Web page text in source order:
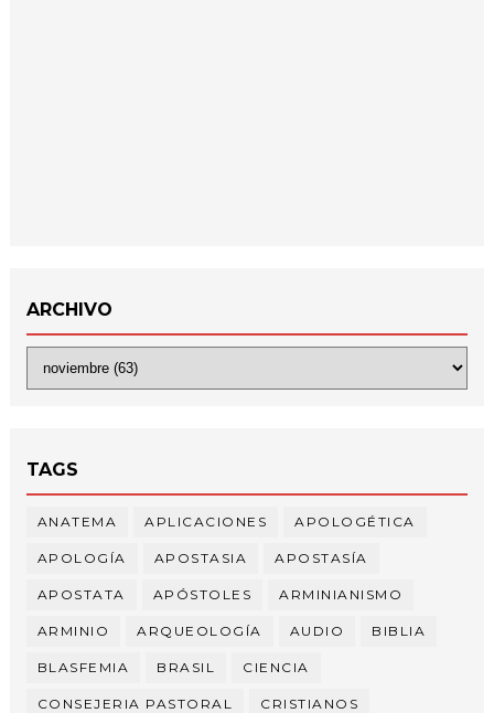
ARCHIVO
TAGS
ANATEMA APLICACIONES APOLOGÉTICA
APOLOGÍA APOSTASIA APOSTASÍA
APOSTATA APÓSTOLES ARMINIANISMO
ARMINIO ARQUEOLOGÍA AUDIO BIBLIA
BLASFEMIA BRASIL CIENCIA
CONSEJERIA PASTORAL CRISTIANOS